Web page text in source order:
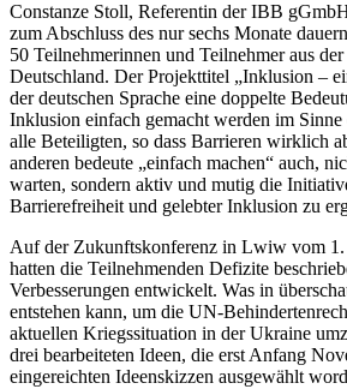
Constanze Stoll, Referentin der IBB
zum Abschluss des nur sechs Monate
50 Teilnehmerinnen und Teilnehmer aus
Deutschland. Der Projekttitel „Inklusion –
der deutschen Sprache eine doppelte
Inklusion einfach gemacht werden im
alle Beteiligten, so dass Barrieren wirklich
anderen bedeute „einfach machen“ auch,
warten, sondern aktiv und mutig die
Barrierefreiheit und gelebter Inklusion zu
Auf der Zukunftskonferenz in Lwiw vom
hatten die Teilnehmenden Defizite
Verbesserungen entwickelt. Was in
entstehen kann, um die UN-
aktuellen Kriegssituation in der Ukraine
drei bearbeiteten Ideen, die erst Anfang
eingereichten Ideenskizzen ausgewählt